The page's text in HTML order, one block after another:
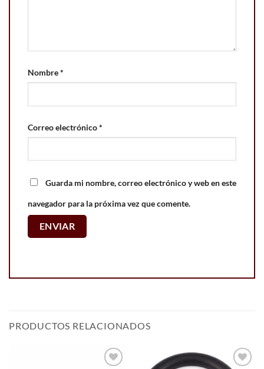
Nombre*
Correo electrónico*
Guarda mi nombre, correo electrónico y web en este
navegador para la próxima vez que comente.
PRODUCTOS RELACIONADOS